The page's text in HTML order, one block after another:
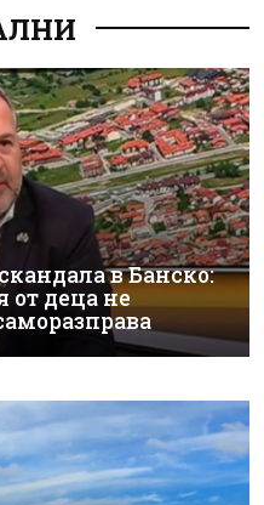
в Банско:
от деца не